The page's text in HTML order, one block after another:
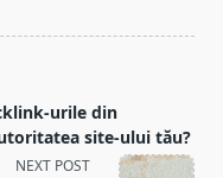
urile din
site-ului tău?
NEXT POST